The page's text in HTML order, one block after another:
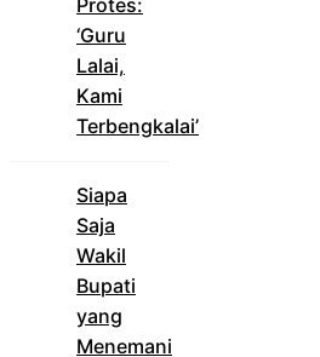
‘Guru
Lalai,
Kami
Terbengkalai’
Siapa
Saja
Wakil
Bupati
yang
Menemani